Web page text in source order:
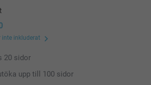
inte inkluderat
20 sidor
upp till 100 sidor